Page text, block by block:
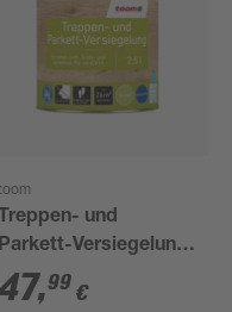
Treppen- und
Parkett-Versiegelung
transparent 2,5 l
,99 €